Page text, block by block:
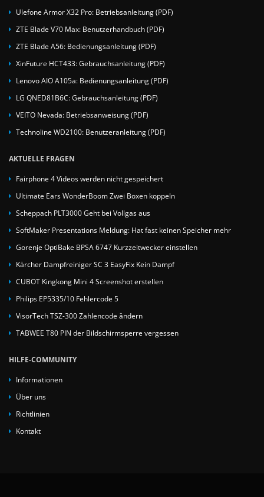
Ulefone Armor X32 Pro: Betriebsanleitung (PDF)
ZTE Blade V70 Max: Benutzerhandbuch (PDF)
ZTE Blade A56: Bedienungsanleitung (PDF)
XinFuture HCT433: Gebrauchsanleitung (PDF)
Lenovo AIO A105a: Bedienungsanleitung (PDF)
LG QNED81B6C: Gebrauchsanleitung (PDF)
VEITO Nevada: Betriebsanweisung (PDF)
Technoline WD2100: Benutzeranleitung (PDF)
AKTUELLE FRAGEN
Fairphone 4 Videos werden nicht gespeichert
Ultimate Ears WonderBoom Zwei Boxen koppeln
Scheppach PLT3000 Geht bei Vollgas aus
SoftMaker Presentations Meldung: Hat fast keinen Speicher mehr
Gorenje OptiBake BPSA 6747 Kurzzeitwecker einstellen
Kärcher Dampfreiniger SC 3 EasyFix Kein Dampf
CUBOT Kingkong Mini 4 Screenshot erstellen
Philips EP5335/10 Fehlercode 5
VisorTech TSZ-300 Zahlencode ändern
TABWEE T80 PIN der Bildschirmsperre vergessen
HILFE-COMMUNITY
Informationen
Über uns
Richtlinien
Kontakt